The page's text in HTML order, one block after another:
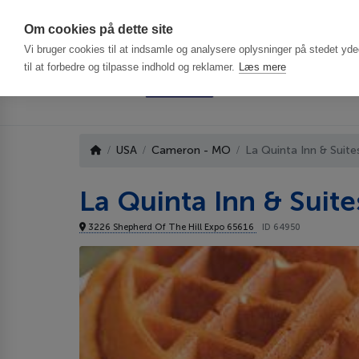
Om cookies på dette site
Vi bruger cookies til at indsamle og analysere oplysninger på stedet
til at forbedre og tilpasse indhold og reklamer. Læs mere
USA Cameron - MO La Quinta Inn &
La Quinta Inn &
3226 Shepherd Of The Hill Expo 65616 ID 64950